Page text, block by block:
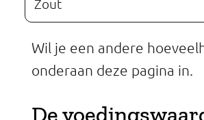
Zout
Wil je een andere
onderaan deze pagina in.
De